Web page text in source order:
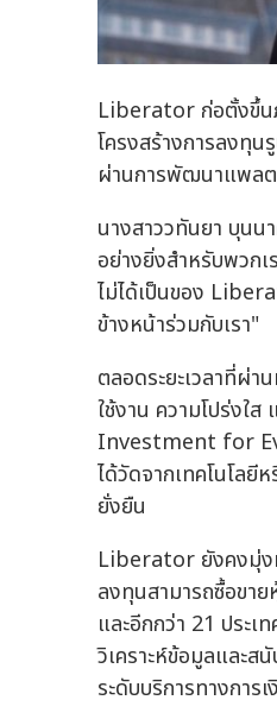
Liberator ก่อตั้งขึ้น
โครงสร้างการลงทุน
ผ่านการพัฒนาแพลต
นางสาววทันยา บุนน
อย่างยิ่งสำหรับพวก
ไม่ได้เป็นของ
ข้างหน้าร่วมกับเรา"
ตลอดระยะเวลาที่ผ่
ใช้งาน ความโปร่งใ
Investment for
ได้วัดจากเทคโนโลยี
ยั่งยืน
Liberator ยังคงมุ่ง
ลงทุนสามารถซื้อขา
และอีกกว่า 21 ประ
วิเคราะห์ข้อมูลและส
ระดับบริการทางการ